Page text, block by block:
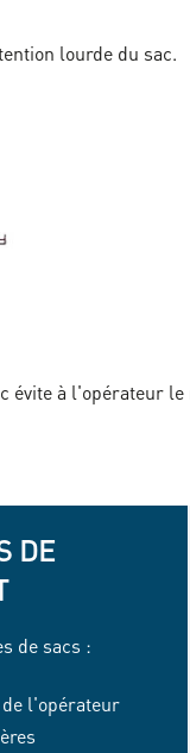
lourde du sac.
évite à l'opérateur
DE
de sacs :
l'opérateur